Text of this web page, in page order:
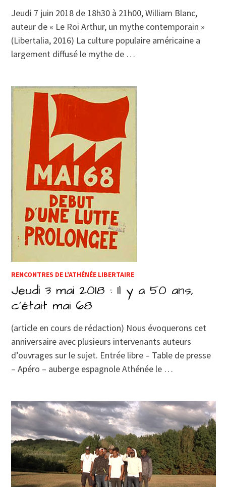
Jeudi 7 juin 2018 de 18h30 à 21h00, William Blanc,
auteur de « Le Roi Arthur, un mythe contemporain »
(Libertalia, 2016) La culture populaire américaine a
largement diffusé le mythe de …
RENCONTRES DE L'ATHÉNÉE LIBERTAIRE
Jeudi 3 mai 2018 : Il y a 50 ans,
c’était mai 68
(article en cours de rédaction) Nous évoquerons cet
anniversaire avec plusieurs intervenants auteurs
d’ouvrages sur le sujet. Entrée libre – Table de presse
– Apéro – auberge espagnole Athénée le …